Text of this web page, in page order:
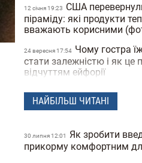
12 сiчня 19:23
США
піраміду: які продукти
вважають корисними
24 вересня 17:54 Чому гостра
стати залежністю і як це
відчуттям ейфорії
04 вересня 16:54 Нові правила у
їдальнях та буфетах:
15 серпня 14:56 Спеції для
НАЙБІЛЬШ ЧИТАНІ
30 липня 12:01
Як зробити
прикорму комфортним